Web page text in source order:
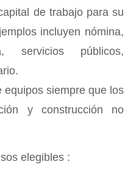
de trabajo para su
incluyen nómina,
servicios públicos,
equipos siempre que los
y construcción no
elegibles :